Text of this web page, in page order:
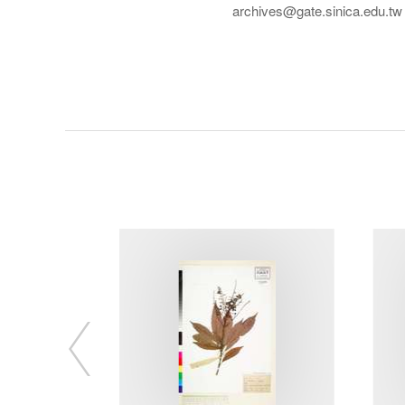
archives@gate.sinica.edu.tw